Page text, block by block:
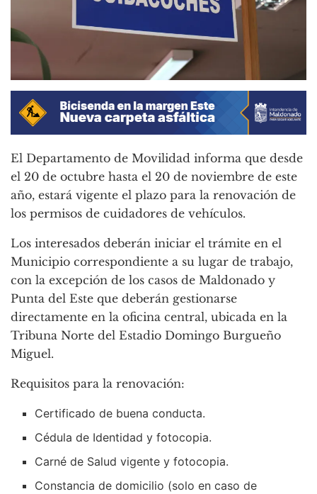
El Departamento de Movilidad informa que desde
el 20 de octubre hasta el 20 de noviembre de este
año, estará vigente el plazo para la renovación de
los permisos de cuidadores de vehículos.
Los interesados deberán iniciar el trámite en el
Municipio correspondiente a su lugar de trabajo,
con la excepción de los casos de Maldonado y
Punta del Este que deberán gestionarse
directamente en la oficina central, ubicada en la
Tribuna Norte del Estadio Domingo Burgueño
Miguel.
Requisitos para la renovación:
Certificado de buena conducta.
Cédula de Identidad y fotocopia.
Carné de Salud vigente y fotocopia.
Constancia de domicilio (solo en caso de